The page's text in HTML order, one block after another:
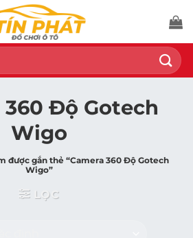
360 Độ Gotech
Wigo
được gắn thẻ “Camera 360 Độ Gotech
Wigo”
LỌC